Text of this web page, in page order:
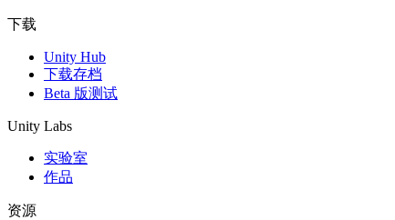
多人游戏
简化多人游戏开发
下载
Unity Hub
下载存档
Beta 版测试
Unity Labs
实验室
作品
资源